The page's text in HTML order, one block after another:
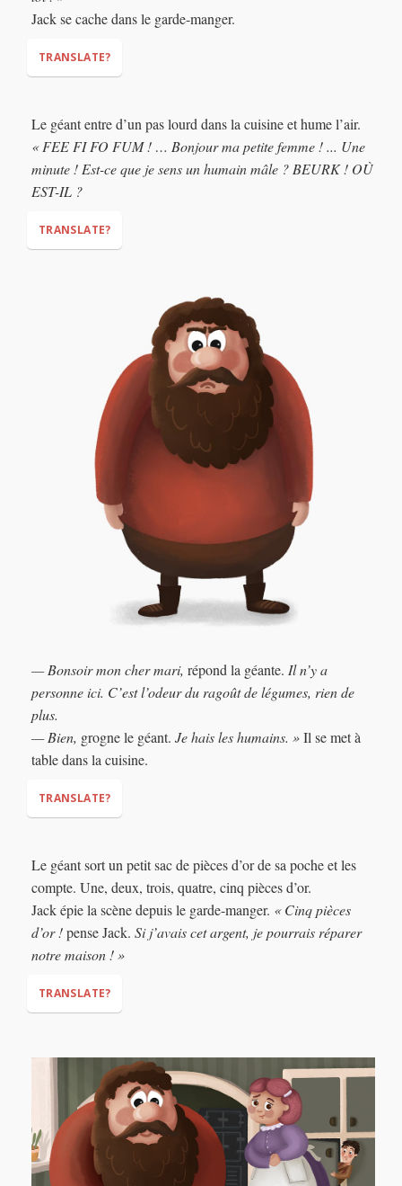
Jack se cache dans le garde-manger.
TRANSLATE?
He is home from work! He doesn’t like humans! Quick! Hide!”
Le géant entre d’un pas lourd dans la cuisine et hume l’air.
« FEE FI FO FUM ! … Bonjour ma petite femme ! ... Une
minute ! Est-ce que je sens un humain mâle ? BEURK ! OÙ
EST-IL ?
TRANSLATE?
“FEE FI FO FUM!... Hello my little wife! … Just a minute!
(literally: one minute) Do I smell a human man? YUCK! Where
— Bonsoir mon cher mari, répond la géante. Il n’y a
personne ici. C’est l’odeur du ragoût de légumes, rien de
plus.
— Bien, grogne le géant. Je hais les humains. »Il se met à
table dans la cuisine.
TRANSLATE?
“There is no one here. It’s the smell of the vegetable stew,
nothing more.”
“Good,”
“I HATE humans!”
Le géant sort un petit sac de pièces d’or de sa poche et les
compte. Une, deux, trois, quatre, cinq pièces d’or.
Jack épie la scène depuis le garde-manger. « Cinq pièces
d’or !pense Jack. Si j’avais cet argent, je pourrais réparer
notre maison ! »
TRANSLATE?
“Five gold
“If I had that money, I could fix our
house!”